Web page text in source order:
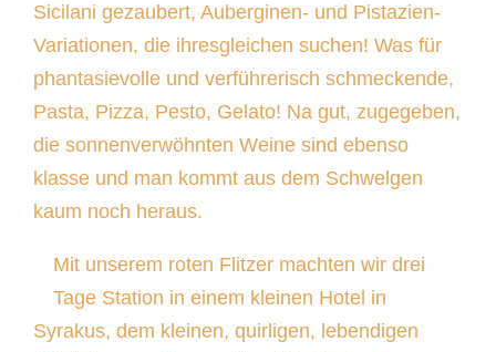
Sicilani gezaubert, Auberginen- und Pistazien-
Variationen, die ihresgleichen suchen! Was für
phantasievolle und verführerisch schmeckende,
Pasta, Pizza, Pesto, Gelato! Na gut, zugegeben,
die sonnenverwöhnten Weine sind ebenso
klasse und man kommt aus dem Schwelgen
kaum noch heraus.
Mit unserem roten Flitzer machten wir drei
Tage Station in einem kleinen Hotel in
Syrakus, dem kleinen, quirligen, lebendigen